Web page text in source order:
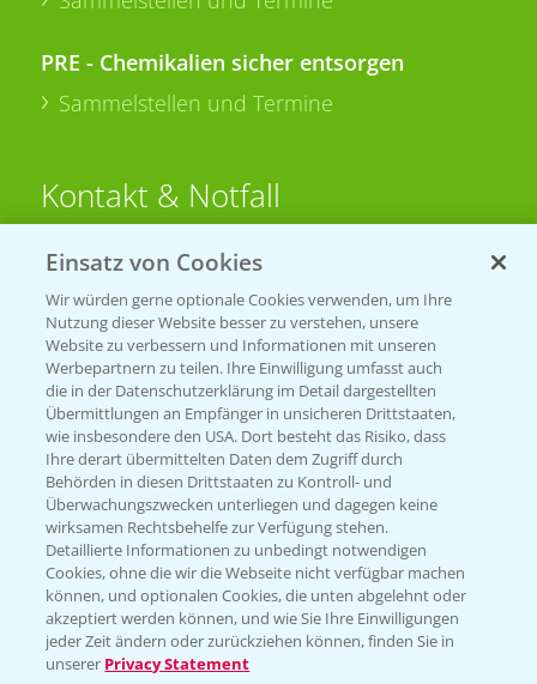
PRE - Chemikalien sicher entsorgen
Sammelstellen und Termine
Kontakt & Notfall
Beratung auf WhatsApp
T.+49 (0)174 346 564 1
KONTAKT
Hilfe in Notfällen
T.+49 (0)214/30-20220
Folgen Sie uns
Einsatz von Cookies
Wir würden gerne optionale Cookies verwenden, um Ihre
Nutzung dieser Website besser zu verstehen, unsere
Website zu verbessern und Informationen mit unseren
Werbepartnern zu teilen. Ihre Einwilligung umfasst auch
die in der Datenschutzerklärung im Detail dargestellten
Übermittlungen an Empfänger in unsicheren Drittstaaten,
wie insbesondere den USA. Dort besteht das Risiko, dass
Ihre derart übermittelten Daten dem Zugriff durch
Behörden in diesen Drittstaaten zu Kontroll- und
Überwachungszwecken unterliegen und dagegen keine
wirksamen Rechtsbehelfe zur Verfügung stehen.
Detaillierte Informationen zu unbedingt notwendigen
Cookies, ohne die wir die Webseite nicht verfügbar machen
können, und optionalen Cookies, die unten abgelehnt oder
akzeptiert werden können, und wie Sie Ihre Einwilligungen
jeder Zeit ändern oder zurückziehen können, finden Sie in
unserer Privacy Statement